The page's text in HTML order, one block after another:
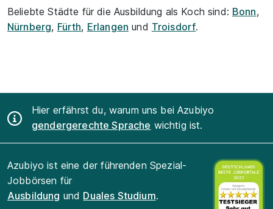
Beliebte Städte für die Ausbildung als Koch sind: Bonn,
Nürnberg, Fürth, Erlangen und Troisdorf.
Hier erfährst du, warum uns bei Azubiyo
gendergerechte Sprache wichtig ist.
Azubiyo ist eine der führenden Spezial-
Jobbörsen für
Ausbildung und Duales Studium.